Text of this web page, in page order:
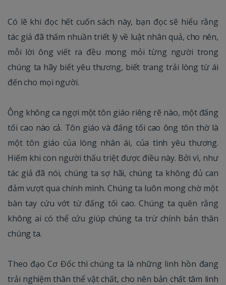
Có lẽ khi đọc hết cuốn sách này, bạn đọc sẽ hiểu rằng
tác giả đã thấm nhuần triết lý về luật nhân quả, cho nên,
mỗi lời ông viết ra đều mong mỏi từng người trong
chúng ta hãy biết yêu thương, biết trang trải lòng từ ái
đến cho mọi người.
Ông không ca ngợi một tôn giáo riêng rẽ nào, một đấng
tối cao nào cả. Tôn giáo và đấng tối cao ông tôn thờ là
một tôn giáo của lòng nhân ái, của tình yêu thương.
Hiếm khi con người thấu triệt được điều này. Bởi vì, như
tác giả đã nói, chúng ta sợ hãi, chúng ta không đủ can
đảm vượt qua chính mình. Chúng ta luôn mong chờ một
bàn tay cứu vớt từ đấng tối cao. Chúng ta quên rằng
không ai có thể cứu giúp chúng ta trừ chính bản thân
chúng ta.
Theo đạo Cơ Đốc thì chúng ta là những linh hồn đang
trải nghiệm thân thể vật chất, cho nên bản chất tâm linh